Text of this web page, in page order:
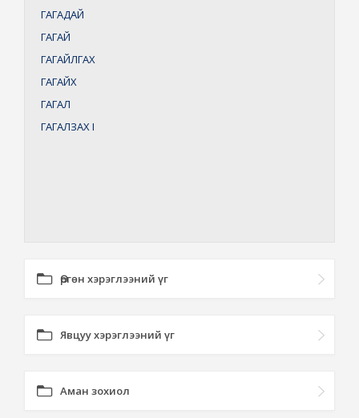
ГАГАДАЙ
ГАГАЙ
ГАГАЙЛГАХ
ГАГАЙХ
ГАГАЛ
ГАГАЛЗАХI
Өргөн хэрэглээний үг
Явцуу хэрэглээний үг
Аман зохиол